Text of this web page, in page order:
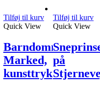
Tilføj til kurv
Quick View
Barndommens
Marked,
kunsttryk
Tilføj til kurv
Quick View
på